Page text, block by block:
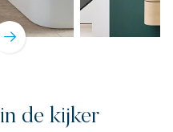
de kijker